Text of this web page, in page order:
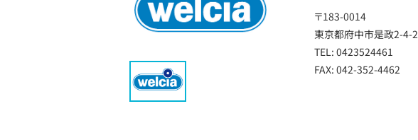
〒183-0014
東京都府中市是政2-4-2
TEL: 0423524461
FAX: 042-352-4462